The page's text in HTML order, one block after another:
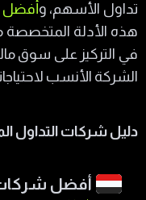
تداول الأسهم، و أفضل
هذه الأدلة المتخصصة
في التركيز على سوق
الشركة الأنسب
دليل شركات التداول
أفضل شركات